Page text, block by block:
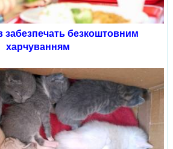
забезпечать безкоштовним
харчуванням